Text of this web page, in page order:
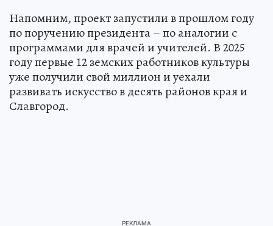
Напомним, проект запустили в прошлом году
по поручению президента – по аналогии с
программами для врачей и учителей. В 2025
году первые 12 земских работников культуры
уже получили свой миллион и уехали
развивать искусство в десять районов края и
Славгород.